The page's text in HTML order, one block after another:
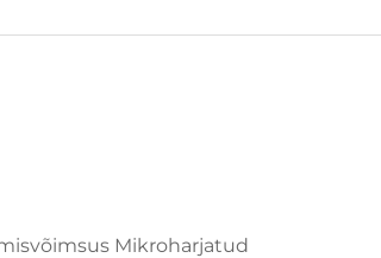
Mikroharjatud